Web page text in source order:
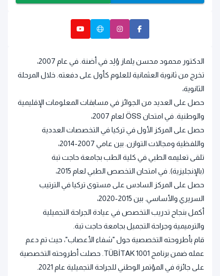
الدكتور محمود محسن يلماز وُلِد في أضنة. في عام 2007،
تخرج من ثانوية العثمانية للعلوم كأول على دفعته. خلال المرحلة
الثانوية،
حصل على العديد من الجوائز في مسابقات المعلومات الإقليمية
والوطنية. في امتحان ÖSS لعام 2007،
حصل على المركز الأول في تركيا في التخصصات العددية
واللفظية ومجالات التوازن. بين عامي 2007-2014،
تلقى تعليمه الطبي في كلية الطب بجامعة حاجت تبة
(بالإنجليزية). في امتحان التخصص الطبي لعام 2015،
حصل على المركز السادس على مستوى تركيا في الترتيب
السريري والأساسي. بين 2015-2020،
أكمل بنجاح تدريب التخصص في عيادة الجراحة التجميلية
والترميمية وجراحة التجميل بجامعة حاجت تبة.
قام بأطروحته التخصصية حول "شفاء الأعصاب"، حيث تم دعم
عمله ضمن برنامج TÜBİTAK 1001. حصلت أطروحته التخصصية